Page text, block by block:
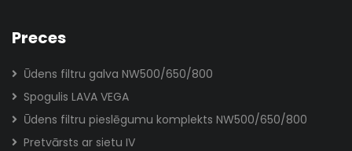
Preces
Ūdens filtru galva NW500/650/800
Spogulis LAVA VEGA
Ūdens filtru pieslēgumu komplekts NW500/650/800
Pretvārsts ar sietu IV